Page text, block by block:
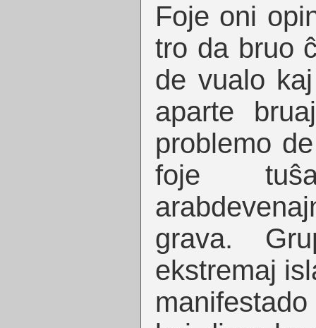
Foje oni
tro da bruo
de vualo
aparte
problemo
foje
grava.
ekstremaj